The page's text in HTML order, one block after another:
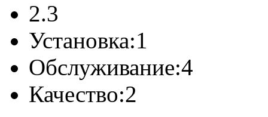
2.3
Установка:1
Обслуживание:4
Качество:2